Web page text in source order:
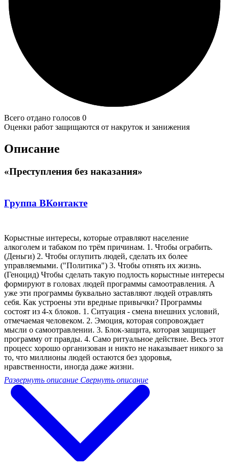
Всего отдано голосов 0
Оценки работ защищаются от накруток и занижения
Описание
«Преступления без наказания»
Группа ВКонтакте
Корыстные интересы, которые отравляют население
алкоголем и табаком по трём причинам. 1. Чтобы ограбить.
(Деньги) 2. Чтобы оглупить людей, сделать их более
управляемыми. ("Политика") 3. Чтобы отнять их жизнь.
(Геноцид) Чтобы сделать такую подлость корыстные интересы
формируют в головах людей программы самоотравления. А
уже эти программы буквально заставляют людей отравлять
себя. Как устроены эти вредные привычки? Программы
состоят из 4-х блоков. 1. Ситуация - смена внешних условий,
отмечаемая человеком. 2. Эмоция, которая сопровождает
мысли о самоотравлении. 3. Блок-защита, которая защищает
программу от правды. 4. Само ритуальное действие. Весь этот
процесс хорошо организован и никто не наказывает никого за
то, что миллионы людей остаются без здоровья,
нравственности, иногда даже жизни.
Развернуть описание Свернуть описание